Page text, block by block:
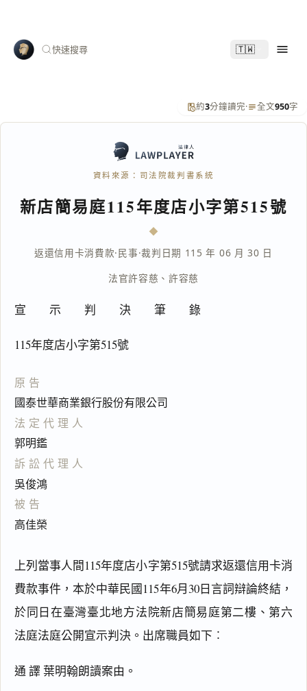
快速搜尋 🇹🇼
約3分鐘讀完· 全文950字
資料來源：司法院裁判書系統
新店簡易庭115年度店小字第515號
返還信用卡消費款·民事·裁判日期 115 年 06 月 30 日
法官許容慈 、許容慈
宣 示 判 決 筆 錄
115年度店小字第515號
原告
國泰世華商業銀行股份有限公司
法定代理人
郭明鑑
訴訟代理人
吳俊鴻
被告
高佳榮
上列當事人間115年度店小字第515號請求返還信用卡消
費款事件，本於中華民國115年6月30日言詞辯論終結，
於同日在臺灣臺北地方法院新店簡易庭第二樓、第六
法庭法庭公開宣示判決。出席職員如下︰
通 譯 葉明翰朗讀案由。